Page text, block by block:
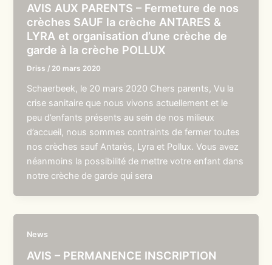
AVIS AUX PARENTS – Fermeture de nos
crèches SAUF la crèche ANTARES &
LYRA et organisation d’une crèche de
garde à la crèche POLLUX
Driss / 20 mars 2020
Schaerbeek, le 20 mars 2020 Chers parents, Vu la
crise sanitaire que nous vivons actuellement et le
peu d’enfants présents au sein de nos milieux
d’accueil, nous sommes contraints de fermer toutes
nos crèches sauf Antarès, Lyra et Pollux. Vous avez
néanmoins la possibilité de mettre votre enfant dans
notre crèche de garde qui sera
News
AVIS – PERMANENCE INSCRIPTION